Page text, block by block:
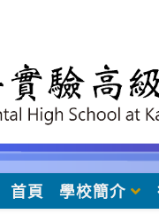
首頁 學校簡介